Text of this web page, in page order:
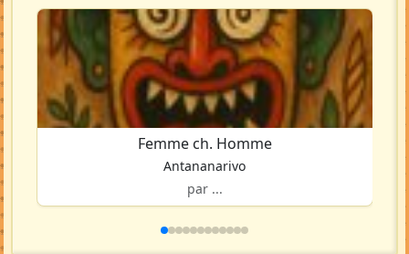
Femme ch. Homme
Antananarivo
par ...